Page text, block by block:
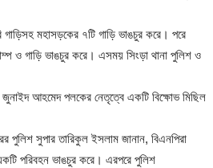
গাড়িসহ মহাসড়কের ৭টি গাড়ি ভাঙচুর করে। পরে
ও গাড়ি ভাঙচুর করে। এসময় সিংড়া থানা পুলিশ ও
জুনাইদ আহমেদ পলকের নেতৃত্বে একটি বিক্ষোভ মিছিল
পুলিশ সুপার তারিকুল ইসলাম জানান, বিএনপিরা
পরিবহন ভাঙচুর করে। এরপরে পুলিশ